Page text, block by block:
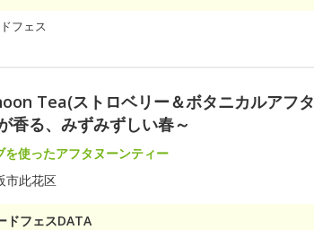
フェス
Tea(ストロベリー＆ボタニカルアフタ
香る、みずみずしい春～
を使ったアフタヌーンティー
市此花区
ドフェスDATA